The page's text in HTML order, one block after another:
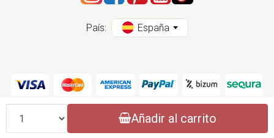
Añadir al carrito
País: España
CONASI 2004 - 2026 (CC) - ESPECIALISTAS EN PRODUCTOS DE COCINA
NATURAL